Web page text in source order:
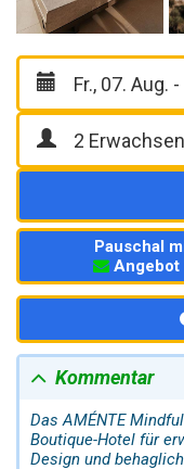
Pauschal
Angebot
Kommentar
Das AMÉNTE
Boutique-Hotel für
Design und